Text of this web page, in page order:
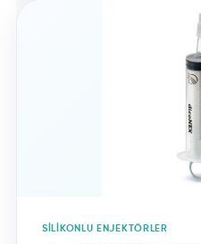
SILIKONLU ENJEKTÖRLER